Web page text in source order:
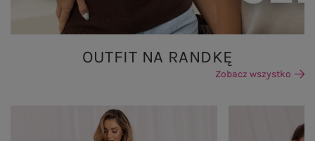
OUTFIT NA RANDKĘ
Zobacz wszystko